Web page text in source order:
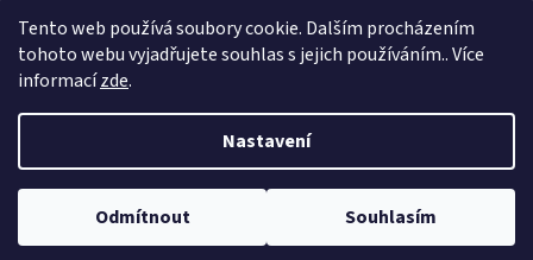
Tento web používá soubory cookie. Dalším procházením
tohoto webu vyjadřujete souhlas s jejich používáním.. Více
informacízde.
Nastavení
Odmítnout Souhlasím
PŘIHLÁSIT SE
Vytvořil Shoptet
Copyright 2026Spokojená kancelář . Všechna práva vyhrazena.